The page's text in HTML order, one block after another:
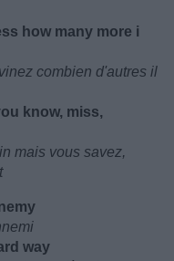
how many more i
combien d'autres il
know, miss,
mais vous savez,
way